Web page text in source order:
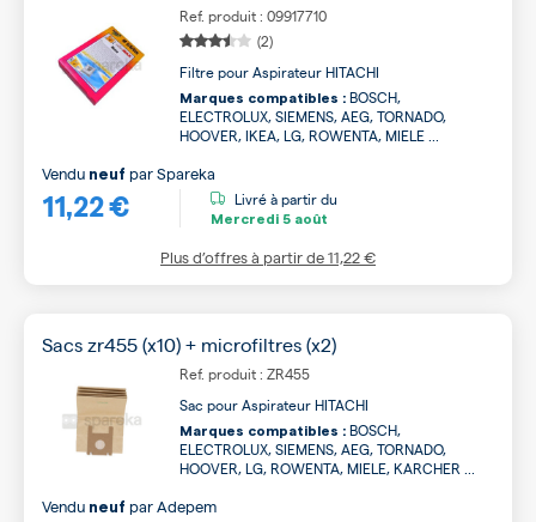
Ref. produit : 09917710
(2)
Filtre pour Aspirateur HITACHI
Marques compatibles : BOSCH,
ELECTROLUX, SIEMENS, AEG, TORNADO,
HOOVER, IKEA, LG, ROWENTA, MIELE ...
11,22 €
Vendu neuf parSpareka
Livré à partir du
Mercredi 5 août
Plus d’offres à partir de11,22 €
Sacs zr455 (x10) + microfiltres (x2)
Ref. produit : ZR455
Sac pour Aspirateur HITACHI
Marques compatibles : BOSCH,
ELECTROLUX, SIEMENS, AEG, TORNADO,
HOOVER, LG, ROWENTA, MIELE, KARCHER ...
Vendu neuf parAdepem